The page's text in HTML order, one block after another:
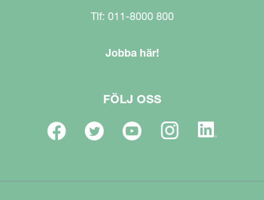
Tlf: 011-8000 800
Jobba här!
FÖLJ OSS